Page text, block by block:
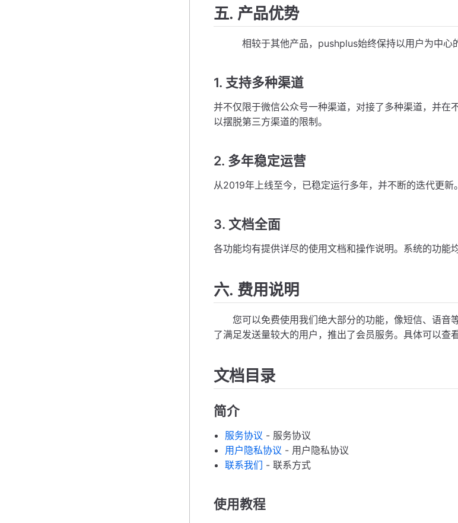
五. 产品优势
相较于其他产品，pushplus始终保持以用户为中心的
1. 支持多种渠道
并不仅限于微信公众号一种渠道，对接了多种渠道，并
以摆脱第三方渠道的限制。
2. 多年稳定运营
从2019年上线至今，已稳定运行多年，并不断的迭代更
3. 文档全面
各功能均有提供详尽的使用文档和操作说明。系统的功能
六. 费用说明
您可以免费使用我们绝大部分的功能，像短信、语音
了满足发送量较大的用户，推出了会员服务。具体可以查
文档目录
简介
服务协议 - 服务协议
用户隐私协议 - 用户隐私协议
联系我们 - 联系方式
使用教程